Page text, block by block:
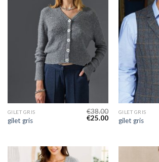
GILET GRIS
gilet gris
€38.00
€25.00
GILET GRIS
gilet gris